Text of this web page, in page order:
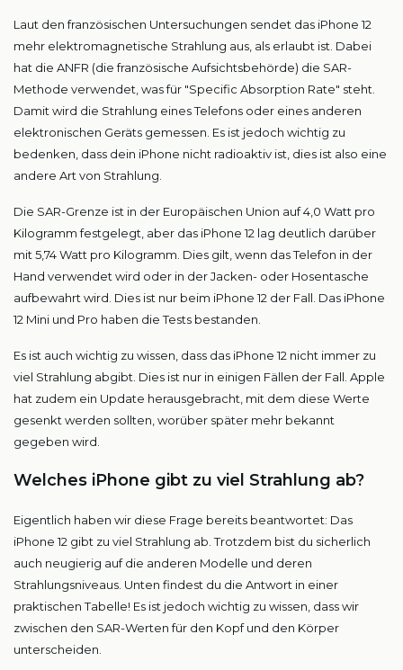
Laut den französischen Untersuchungen sendet das iPhone 12
mehr elektromagnetische Strahlung aus, als erlaubt ist. Dabei
hat die ANFR (die französische Aufsichtsbehörde) die SAR-
Methode verwendet, was für "Specific Absorption Rate" steht.
Damit wird die Strahlung eines Telefons oder eines anderen
elektronischen Geräts gemessen. Es ist jedoch wichtig zu
bedenken, dass dein iPhone nicht radioaktiv ist, dies ist also eine
andere Art von Strahlung.
Die SAR-Grenze ist in der Europäischen Union auf 4,0 Watt pro
Kilogramm festgelegt, aber das iPhone 12 lag deutlich darüber
mit 5,74 Watt pro Kilogramm. Dies gilt, wenn das Telefon in der
Hand verwendet wird oder in der Jacken- oder Hosentasche
aufbewahrt wird. Dies ist nur beim iPhone 12 der Fall. Das iPhone
12 Mini und Pro haben die Tests bestanden.
Es ist auch wichtig zu wissen, dass das iPhone 12 nicht immer zu
viel Strahlung abgibt. Dies ist nur in einigen Fällen der Fall. Apple
hat zudem ein Update herausgebracht, mit dem diese Werte
gesenkt werden sollten, worüber später mehr bekannt
gegeben wird.
Welches iPhone gibt zu viel Strahlung ab?
Eigentlich haben wir diese Frage bereits beantwortet: Das
iPhone 12 gibt zu viel Strahlung ab. Trotzdem bist du sicherlich
auch neugierig auf die anderen Modelle und deren
Strahlungsniveaus. Unten findest du die Antwort in einer
praktischen Tabelle! Es ist jedoch wichtig zu wissen, dass wir
zwischen den SAR-Werten für den Kopf und den Körper
unterscheiden.